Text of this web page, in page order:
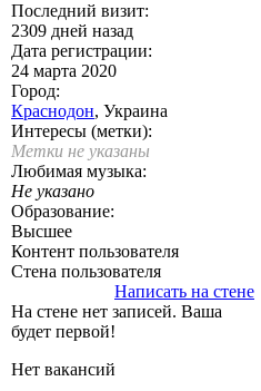
Последний визит:
2309 дней назад
Дата регистрации:
24 марта 2020
Город:
Краснодон, Украина
Интересы (метки):
Метки не указаны
Любимая музыка:
Не указано
Образование:
Высшее
Контент пользователя
Стена пользователя
Написать на стене
На стене нет записей. Ваша
будет первой!
Нет вакансий